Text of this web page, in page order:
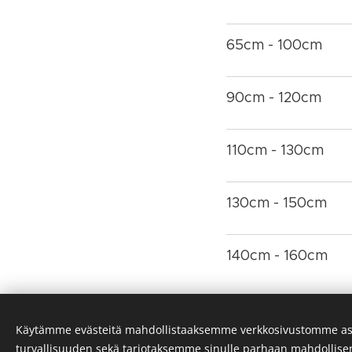
65cm - 100cm
90cm - 120cm
110cm - 130cm
130cm - 150cm
140cm - 160cm
HUOM! Taulukko
valinnasta.
Käytämme evästeitä mahdollistaaksemme verkkosivustomme
turvallisuuden sekä tarjotaksemme sinulle parhaan